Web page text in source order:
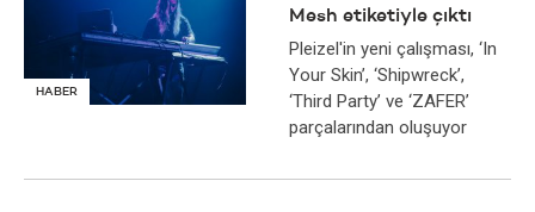
HABER
Mesh etiketiyle çıktı
Pleizel'in yeni çalışması, ‘In
Your Skin’, ‘Shipwreck’,
‘Third Party’ ve ‘ZAFER’
parçalarından oluşuyor